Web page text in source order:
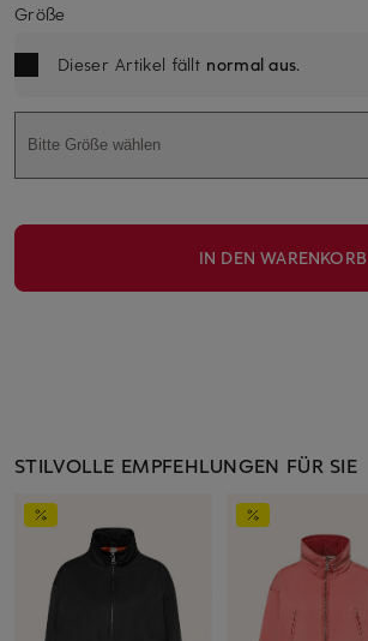
Größe
Dieser Artikel fällt normal aus.
Bitte Größe wählen
IN DEN WARENKORB
STILVOLLE EMPFEHLUNGEN FÜR SIE